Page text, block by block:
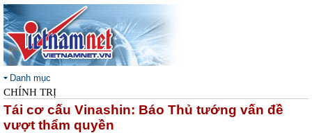
Danh mục
CHÍNH TRỊ
Tái cơ cấu Vinashin: Báo Thủ tướng vấn đề
vượt thẩm quyền